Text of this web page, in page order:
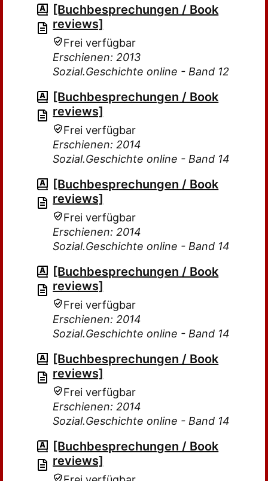
[Buchbesprechungen / Book
reviews]
Frei verfügbar
Erschienen: 2013
Sozial.Geschichte online - Band 12
[Buchbesprechungen / Book
reviews]
Frei verfügbar
Erschienen: 2014
Sozial.Geschichte online - Band 14
[Buchbesprechungen / Book
reviews]
Frei verfügbar
Erschienen: 2014
Sozial.Geschichte online - Band 14
[Buchbesprechungen / Book
reviews]
Frei verfügbar
Erschienen: 2014
Sozial.Geschichte online - Band 14
[Buchbesprechungen / Book
reviews]
Frei verfügbar
Erschienen: 2014
Sozial.Geschichte online - Band 14
[Buchbesprechungen / Book
reviews]